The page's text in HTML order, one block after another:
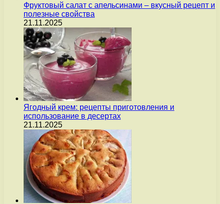
Фруктовый салат с апельсинами – вкусный рецепт и
полезные свойства
21.11.2025
Ягодный крем: рецепты приготовления и
использование в десертах
21.11.2025